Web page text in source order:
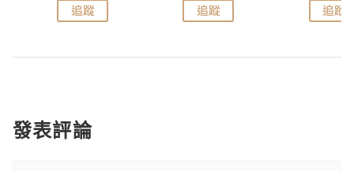
追蹤 追蹤 追蹤
發表評論